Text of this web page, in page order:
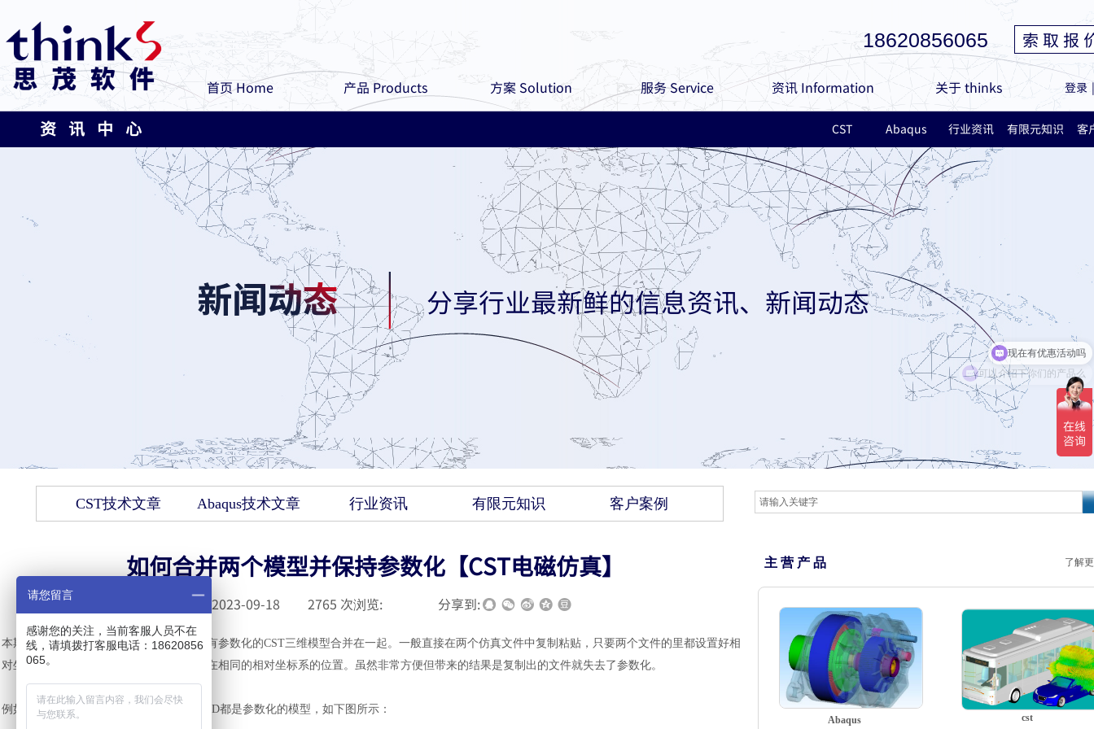
18620856065
登录 |
索 取 报
首页 Home 产品 Products 方案 Solution 服务 Service 资讯 Information 关于 thinks
分享行业最新鲜的信息资讯、新闻动态
资 讯 中 心 CST Abaqus 行业资讯 有限元知识 客
CST技术文章 Abaqus技术文章 行业资讯 有限元知识 客户案例
如何合并两个模型并保持参数化【CST电磁仿真】
2023-09-18 2765 次浏览: 分享到:
本期回答一个常见的问题，如何把两个都有参数化的CST三维模型合并在一起。一般直接在两个仿真文件中复制粘贴，只要两个文件的里都设置好相
对坐标系，直接复制出来的模型就会出现在相同的相对坐标系的位置。虽然非常方便但带来的结果是复制出的文件就失去了参数化。
例如这里一个monopole天线和一个金属GND都是参数化的模型，如下图所示：
主 营 产 品 了解
cst
Abaqus
可以介绍下你们的产品么
现在有优惠活动吗
请您留言
感谢您的关注，当前客服人员不在
线，请填拨打客服电话：18620856
065。